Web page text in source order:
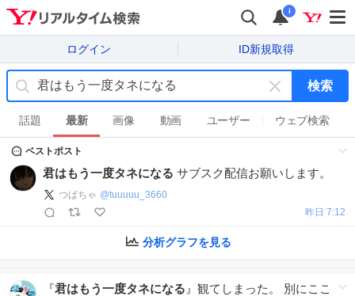
i
ログイン ID新規取得
キ
ー
ワ
ド
検索
話題 最新 画像 動画 ユーザー ウェブ検索
ベストポスト
君はもう一度タネになる サブスク配信お願いします。
つばちゃ @tuuuuu_3660
昨日 7:12
分析グラフを見る
『君はもう一度タネになる 』観てしまった。 別にここ